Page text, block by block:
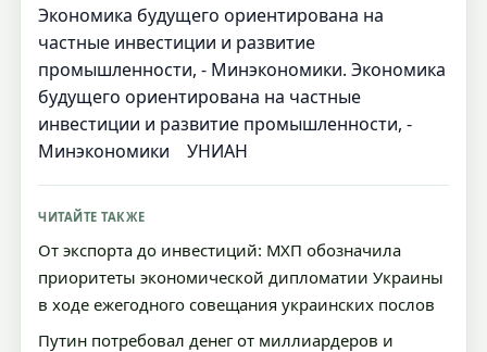
Экономика будущего ориентирована на
частные инвестиции и развитие
промышленности, - Минэкономики. Экономика
будущего ориентирована на частные
инвестиции и развитие промышленности, -
Минэкономики УНИАН
ЧИТАЙТЕ ТАКЖЕ
От экспорта до инвестиций: МХП обозначила
приоритеты экономической дипломатии Украины
в ходе ежегодного совещания украинских послов
Путин потребовал денег от миллиардеров и